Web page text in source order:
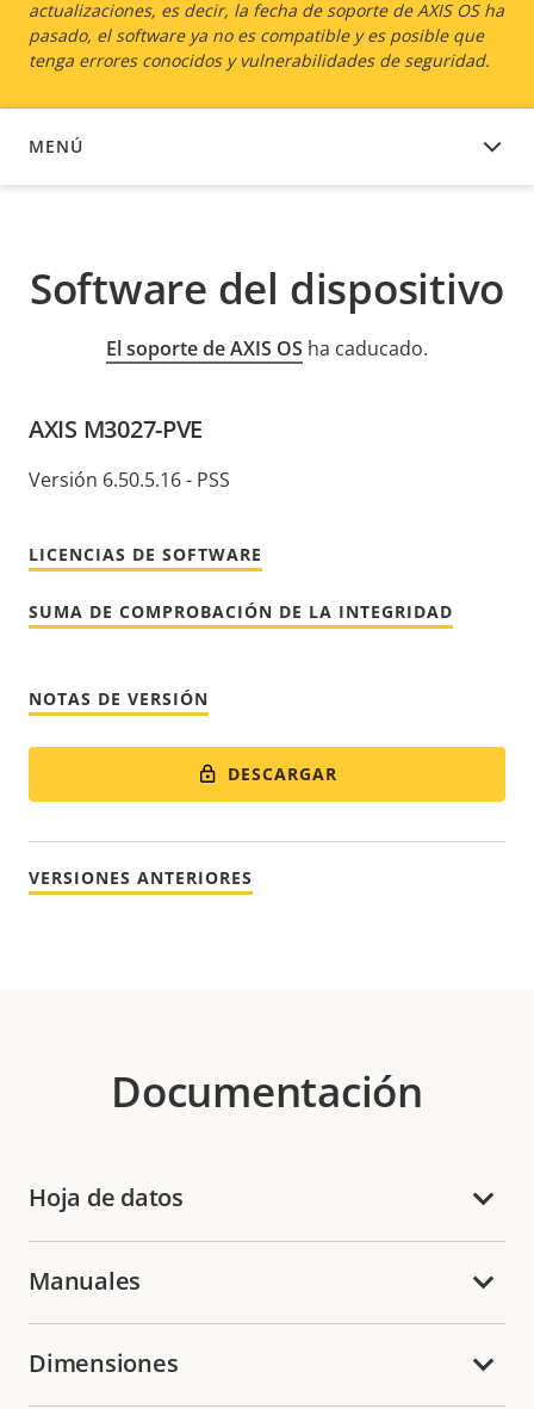
actualizaciones, es decir, la fecha de soporte de AXIS OS ha
pasado, el software ya no es compatible y es posible que
tenga errores conocidos y vulnerabilidades de seguridad.
MENÚ
SOFTWARE DEL DISPOSITIVO
Software del dispositivo
El soporte de AXIS OS ha caducado.
AXIS M3027-PVE
Versión 6.50.5.16 - PSS
LICENCIAS DE SOFTWARE
SUMA DE COMPROBACIÓN DE LA INTEGRIDAD
NOTAS DE VERSIÓN
DESCARGAR
VERSIONES ANTERIORES
Documentación
Hoja de datos
Manuales
Dimensiones